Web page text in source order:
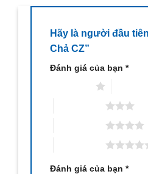
Hãy là người đầu
Chả CZ”
Đánh giá của bạn *
Đánh giá của bạn *